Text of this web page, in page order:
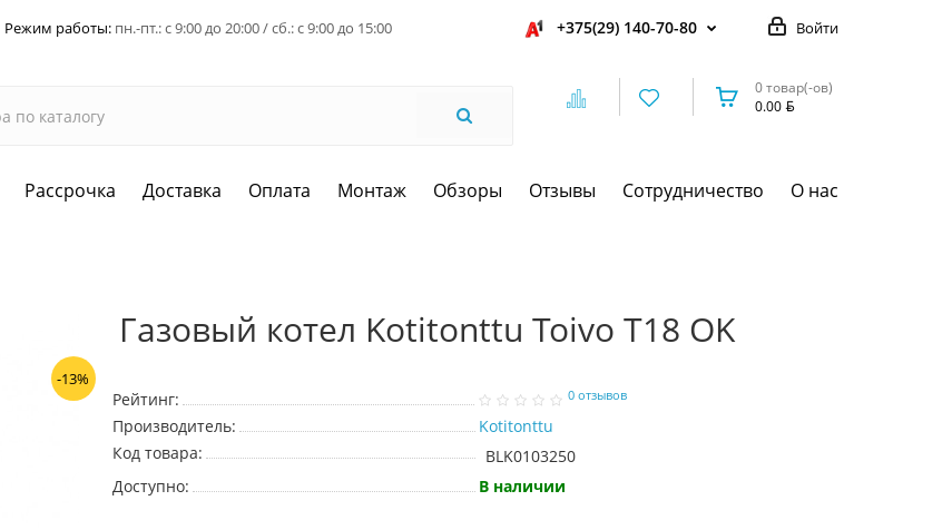
Режим работы: пн.-пт.: с 9:00 до 20:00 / сб.: с 9:00 до 15:00 Войти
+375(29) 140-70-80
0 товар(-ов)
0.00
Рассрочка Доставка Оплата Монтаж Обзоры Отзывы Сотрудничество О нас
-13%
Газовый котел Kotitonttu Toivo T18 OK
Рейтинг: 0 отзывов
Производитель:
Kotitonttu
Код товара:
BLK0103250
Доступно:
В наличии